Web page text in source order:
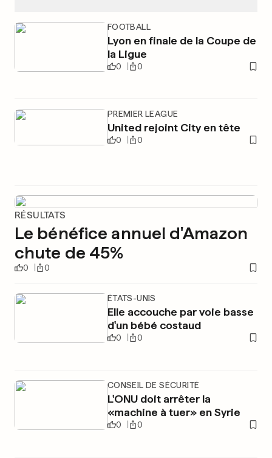
FOOTBALL
Lyon en finale de la Coupe de
la Ligue
0 0
PREMIER LEAGUE
United rejoint City en tête
0 0
RÉSULTATS
Le bénéfice annuel d'Amazon
chute de 45%
0 0
ÉTATS-UNIS
Elle accouche par voie basse
d'un bébé costaud
0 0
CONSEIL DE SÉCURITÉ
L'ONU doit arrêter la
«machine à tuer» en Syrie
0 0